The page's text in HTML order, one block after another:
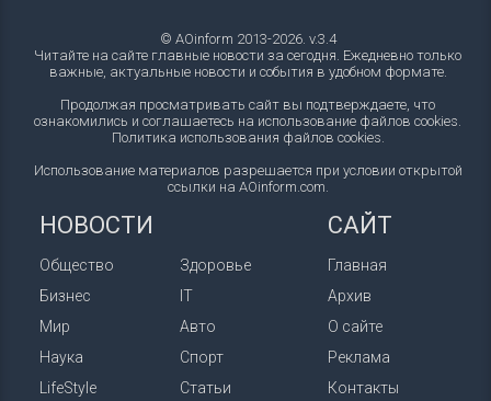
© AOinform 2013-2026. v.3.4
Читайте на сайте главные новости за сегодня. Ежедневно только
важные, актуальные новости и события в удобном формате.
Продолжая просматривать сайт вы подтверждаете, что
ознакомились и соглашаетесь на использование файлов cookies.
Политика использования файлов cookies.
Использование материалов разрешается при условии открытой
ссылки на AOinform.com.
НОВОСТИ
Общество
Бизнес
Мир
Наука
LifeStyle
Здоровье
IT
Авто
Спорт
Статьи
САЙТ
Главная
Архив
О сайте
Реклама
Контакты